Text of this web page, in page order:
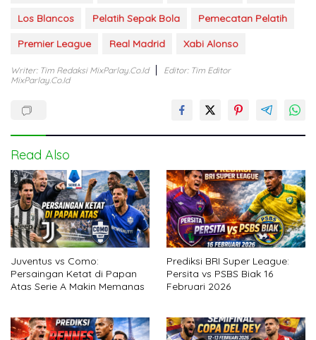
Los Blancos
Pelatih Sepak Bola
Pemecatan Pelatih
Premier League
Real Madrid Xabi Alonso
Writer: Tim Redaksi MixParlay.co.id
Editor: Tim Editor
MixParlay.co.id
Read Also
Juventus vs Como:
Persaingan Ketat di Papan
Atas Serie A Makin Memanas
Prediksi BRI Super League:
Persita vs PSBS Biak 16
Februari 2026